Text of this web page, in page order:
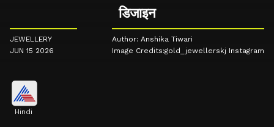
डिजाइन
JEWELLERY
JUN 15 2026
Author: Anshika Tiwari
Image Credits:gold_jewellerskj Instagram
Hindi